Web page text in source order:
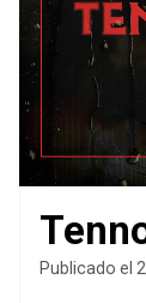
Publicado el